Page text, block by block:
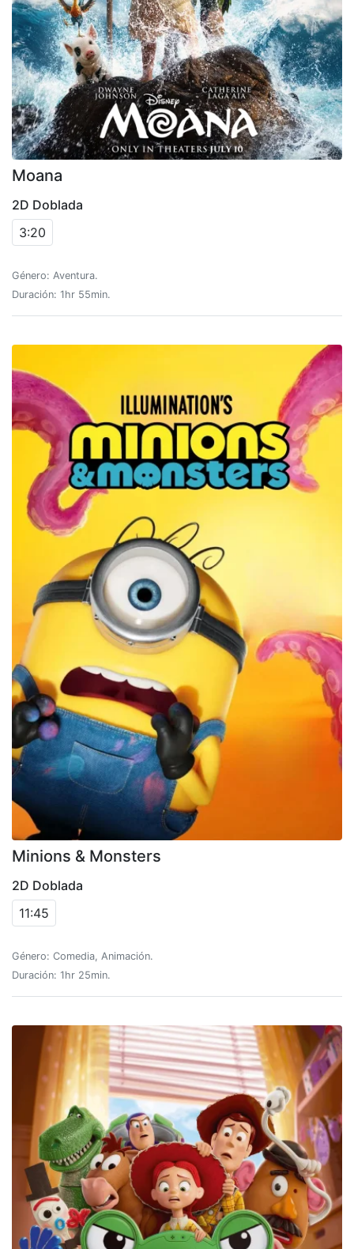
Moana
2D Doblada
3:20
Género: Aventura.
Duración: 1hr 55min.
Minions & Monsters
2D Doblada
11:45
Género: Comedia, Animación.
Duración: 1hr 25min.